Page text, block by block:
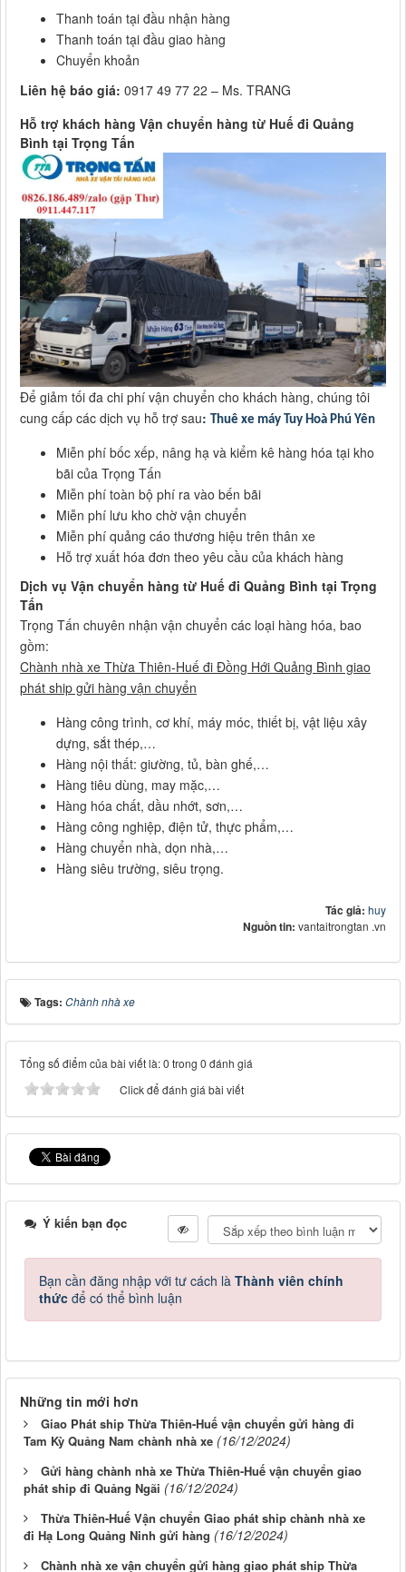
Thanh toán tại đầu nhận hàng
Thanh toán tại đầu giao hàng
Chuyển khoản
Liên hệ báo giá: 0917 49 77 22 – Ms. TRANG
Hỗ trợ khách hàng Vận chuyển hàng từ Huế đi Quảng
Bình tại Trọng Tấn
Để giảm tối đa chi phí vận chuyển cho khách hàng, chúng tôi
cung cấp các dịch vụ hỗ trợ sau: Thuê xe máy Tuy Hoà Phú Yên
Miễn phí bốc xếp, nâng hạ và kiểm kê hàng hóa tại kho
bãi của Trọng Tấn
Miễn phí toàn bộ phí ra vào bến bãi
Miễn phí lưu kho chờ vận chuyển
Miễn phí quảng cáo thương hiệu trên thân xe
Hỗ trợ xuất hóa đơn theo yêu cầu của khách hàng
Dịch vụ Vận chuyển hàng từ Huế đi Quảng Bình tại Trọng
Tấn
Trọng Tấn chuyên nhận vận chuyển các loại hàng hóa, bao
gồm:
Chành nhà xe Thừa Thiên-Huế đi Đồng Hới Quảng Bình giao
phát ship gửi hàng vận chuyển
Hàng công trình, cơ khí, máy móc, thiết bị, vật liệu xây
dựng, sắt thép,…
Hàng nội thất: giường, tủ, bàn ghế,…
Hàng tiêu dùng, may mặc,…
Hàng hóa chất, dầu nhớt, sơn,…
Hàng công nghiệp, điện tử, thực phẩm,…
Hàng chuyển nhà, dọn nhà,…
Hàng siêu trường, siêu trọng.
Tác giả: huy
Nguồn tin: vantaitrongtan .vn
Tags: Chành nhà xe
Tổng số điểm của bài viết là: 0 trong 0 đánh giá
Click để đánh giá bài viết
Ý kiến bạn đọc
Bạn cần đăng nhập với tư cách là Thành viên chính
thức để có thể bình luận
Những tin mới hơn
Giao Phát ship Thừa Thiên-Huế vận chuyển gửi hàng đi
Tam Kỳ Quảng Nam chành nhà xe (16/12/2024)
Gửi hàng chành nhà xe Thừa Thiên-Huế vận chuyển giao
phát ship đi Quảng Ngãi (16/12/2024)
Thừa Thiên-Huế Vận chuyển Giao phát ship chành nhà xe
đi Hạ Long Quảng Ninh gửi hàng (16/12/2024)
Chành nhà xe vận chuyển gửi hàng giao phát ship Thừa